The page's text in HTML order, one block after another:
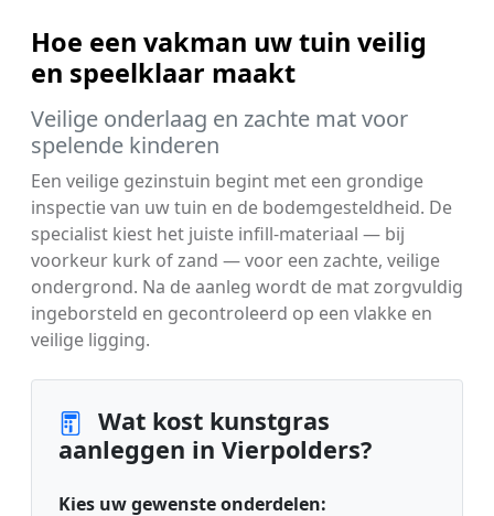
Hoe een vakman uw tuin veilig
en speelklaar maakt
Veilige onderlaag en zachte mat voor
spelende kinderen
Een veilige gezinstuin begint met een grondige
inspectie van uw tuin en de bodemgesteldheid. De
specialist kiest het juiste infill-materiaal — bij
voorkeur kurk of zand — voor een zachte, veilige
ondergrond. Na de aanleg wordt de mat zorgvuldig
ingeborsteld en gecontroleerd op een vlakke en
veilige ligging.
Wat kost kunstgras
aanleggen in Vierpolders?
Kies uw gewenste onderdelen: